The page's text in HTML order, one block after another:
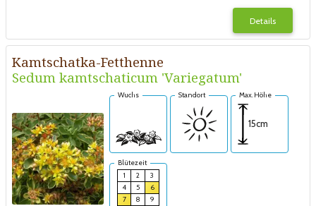
Details
Kamtschatka-Fetthenne
Sedum kamtschaticum 'Variegatum'
Wuchs Standort Max. Höhe
15cm
Blütezeit
1
2
3
4
5
6
7
8
9